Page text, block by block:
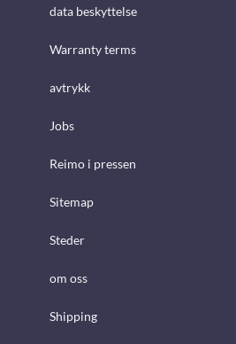
data beskyttelse
Warranty terms
avtrykk
Jobs
Reimo i pressen
Sitemap
Steder
om oss
Shipping